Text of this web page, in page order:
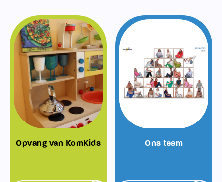
Opvang van KomKids Ons team